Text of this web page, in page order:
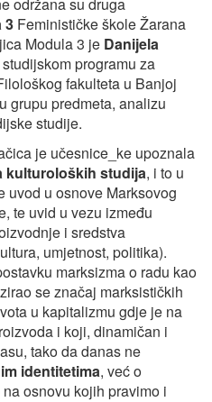
3 Feminističke škole Žarana
Modula 3 je Danijela
programu za
fakulteta u Banjoj
grupu predmeta, analizu
studije.
je učesnice_ke upoznala
kulturoloških studija, i to u
uvod u osnove Marksovog
te uvid u vezu između
i sredstva
umjetnost, politika).
marksizma o radu kao
se značaj marksističkih
u kapitalizmu gdje je na
i koji, dinamičan i
tako da danas ne
identitetima, već o
na osnovu kojih pravimo i